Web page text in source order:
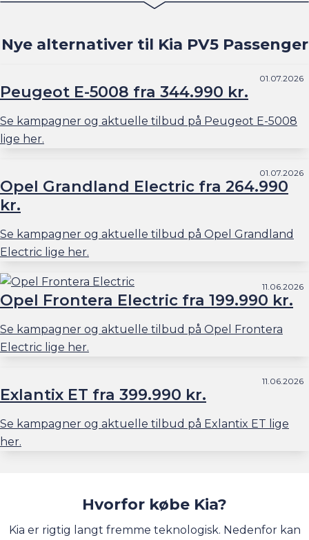
Nye alternativer til Kia PV5 Passenger
01.07.2026
Peugeot E-5008 fra 344.990 kr.
Se kampagner og aktuelle tilbud på Peugeot E-5008
lige her.
01.07.2026
Opel Grandland Electric fra 264.990
kr.
Se kampagner og aktuelle tilbud på Opel Grandland
Electric lige her.
11.06.2026
Opel Frontera Electric fra 199.990 kr.
Se kampagner og aktuelle tilbud på Opel Frontera
Electric lige her.
11.06.2026
Exlantix ET fra 399.990 kr.
Se kampagner og aktuelle tilbud på Exlantix ET lige
her.
Hvorfor købe Kia?
Kia er rigtig langt fremme teknologisk. Nedenfor kan